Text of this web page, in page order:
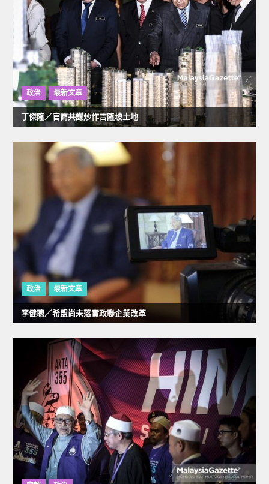
政治 最新文章
丁傑隆／官商共謀炒作吉隆坡土地
政治 最新文章
李健聰／希盟尚未落實政聯企業改革